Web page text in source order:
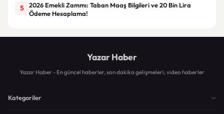
5
2026 Emekli Zammı: Taban Maaş Bilgileri ve 20 Bin Lira
Ödeme Hesaplama!
Yazar Haber
Yazar Haber - En güncel haberler, son dakika gelişmeleri, video haberler
Kategoriler